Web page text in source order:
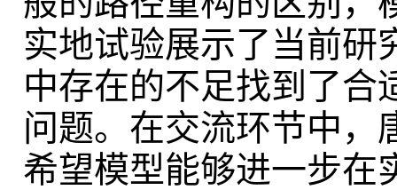
实地试验展示了当前研
中存在的不足找到了合
问题。在交流环节中，
希望模型能够进一步在